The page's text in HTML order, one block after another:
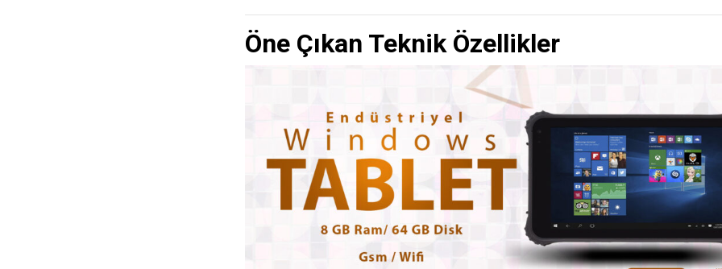
Öne Çıkan Teknik Özellikler